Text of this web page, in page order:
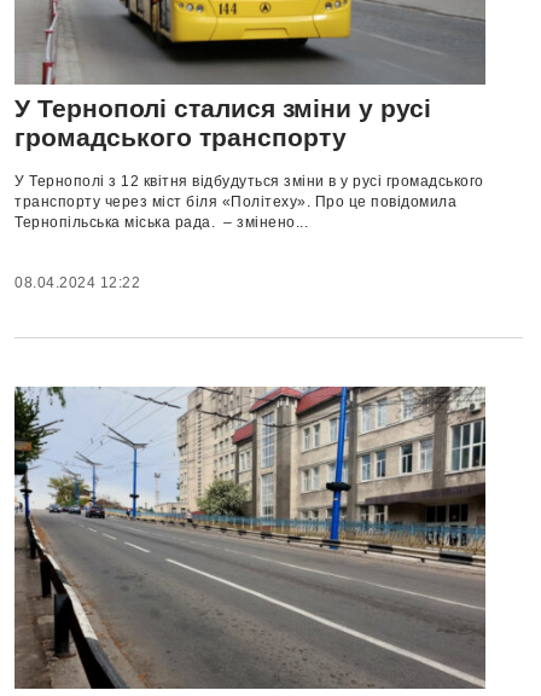
У Тернополі сталися зміни у русі
громадського транспорту
У Тернополі з 12 квітня відбудуться зміни в у русі громадського
транспорту через міст біля «Політеху». Про це повідомила
Тернопільська міська рада. – змінено...
08.04.2024 12:22